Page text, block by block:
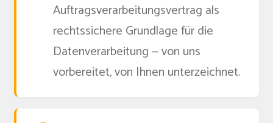
Auftragsverarbeitungsvertrag als
rechtssichere Grundlage für die
Datenverarbeitung — von uns
vorbereitet, von Ihnen unterzeichnet.